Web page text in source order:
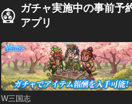
ガチャ実施中の事前予
アプリ
W三国志